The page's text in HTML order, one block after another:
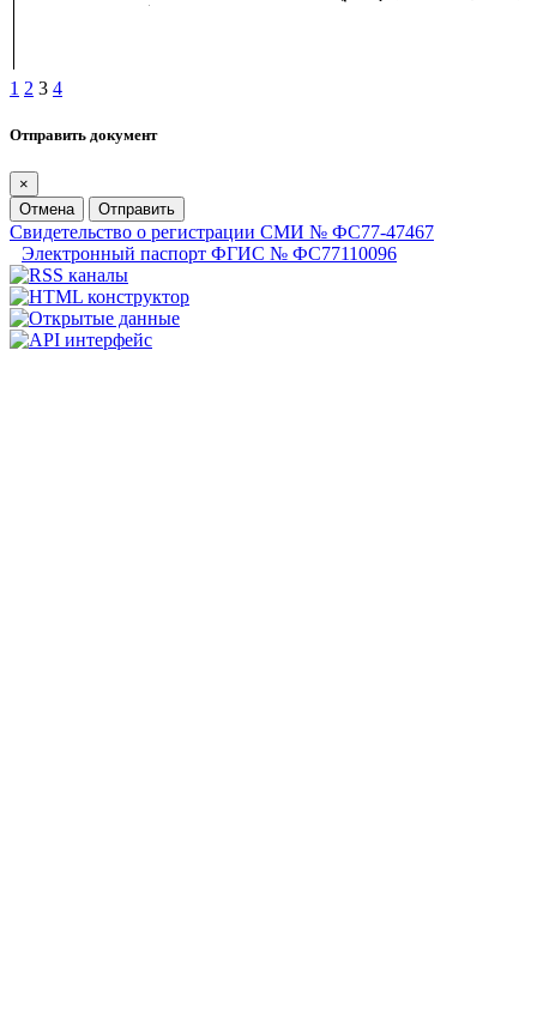
1 2 3 4
Отправить документ
×
Отмена
Отправить
Свидетельство о регистрации СМИ № ФС77-47467
Электронный паспорт ФГИС № ФС77110096